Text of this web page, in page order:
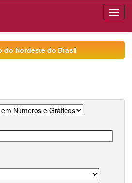
do Nordeste do Brasil